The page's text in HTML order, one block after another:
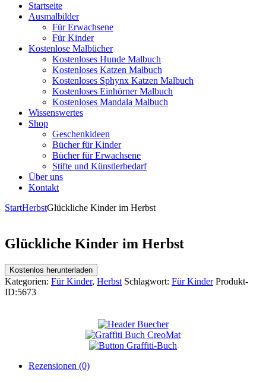
Startseite
Ausmalbilder
Für Erwachsene
Für Kinder
Kostenlose Malbücher
Kostenloses Hunde Malbuch
Kostenloses Katzen Malbuch
Kostenloses Sphynx Katzen Malbuch
Kostenloses Einhörner Malbuch
Kostenloses Mandala Malbuch
Wissenswertes
Shop
Geschenkideen
Bücher für Kinder
Bücher für Erwachsene
Stifte und Künstlerbedarf
Über uns
Kontakt
StartHerbstGlückliche Kinder im Herbst
Glückliche Kinder im Herbst
Kostenlos herunterladen
Kategorien: Für Kinder, Herbst Schlagwort: Für Kinder Produkt-
ID:5673
Rezensionen (0)